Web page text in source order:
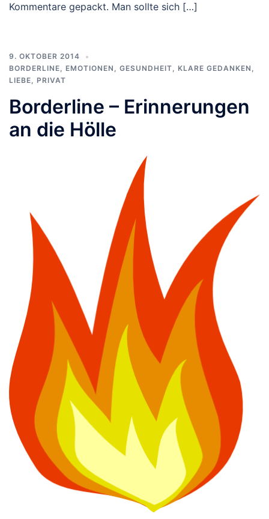
Kommentare gepackt. Man sollte sich […]
9. OKTOBER 2014
BORDERLINE, EMOTIONEN , GESUNDHEIT, KLARE GEDANKEN ,
LIEBE, PRIVAT
Borderline – Erinnerungen
an die Hölle